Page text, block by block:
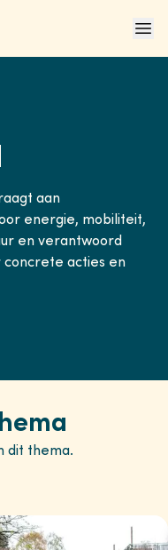
aan
energie, mobiliteit,
en verantwoord
concrete acties en
dit thema.